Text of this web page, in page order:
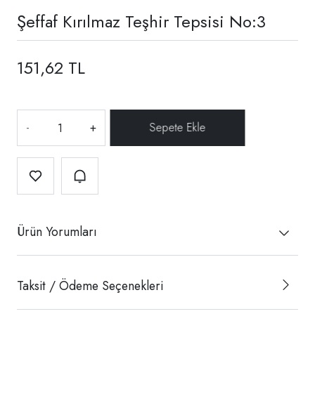
Şeffaf Kırılmaz Teşhir Tepsisi No:3
151,62 TL
- +
Ürün Yorumları
Taksit / Ödeme Seçenekleri